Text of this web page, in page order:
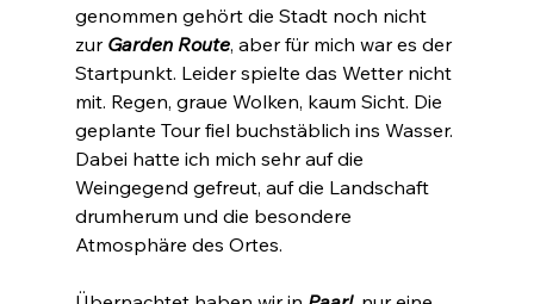
genommen gehört die Stadt noch nicht
zur Garden Route, aber für mich war es der
Startpunkt. Leider spielte das Wetter nicht
mit. Regen, graue Wolken, kaum Sicht. Die
geplante Tour fiel buchstäblich ins Wasser.
Dabei hatte ich mich sehr auf die
Weingegend gefreut, auf die Landschaft
drumherum und die besondere
Atmosphäre des Ortes.